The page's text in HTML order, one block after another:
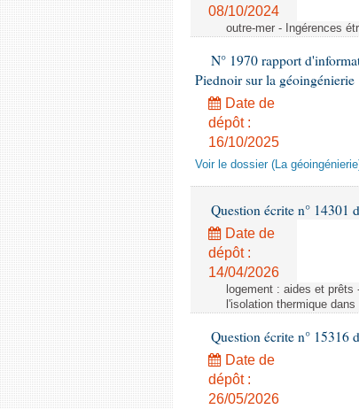
08/10/2024
outre-mer - Ingérences
N° 1970 rapport
Piednoir sur la géoingénierie
Date de
dépôt :
16/10/2025
Voir le dossier (La
Question écrite n° 14301
Date de
dépôt :
14/04/2026
logement : aides et
l'isolation thermique
Question écrite n° 15316
Date de
dépôt :
26/05/2026